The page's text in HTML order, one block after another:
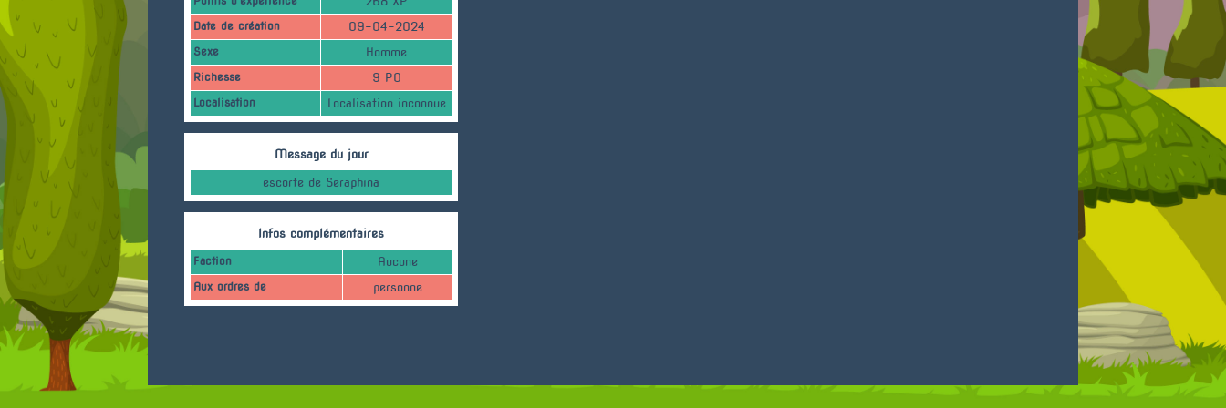
Date de création
09-04-2024
Sexe
Homme
Richesse
9 PO
Localisation
Localisation inconnue
Message du jour
escorte de Seraphina
Infos complémentaires
Faction
Aucune
Aux ordres de
personne